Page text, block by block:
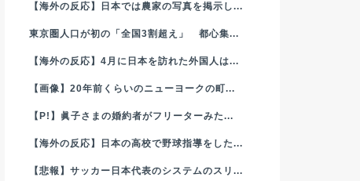
【海外の反応】日本では農家の写真を掲示し...
東京圏人口が初の「全国3割超え」 都心集...
【海外の反応】4月に日本を訪れた外国人は...
【画像】20年前くらいのニューヨークの町...
【P!】眞子さまの婚約者がフリーターみた...
【海外の反応】日本の高校で野球指導をした...
【悲報】サッカー日本代表のシステムのスリ...